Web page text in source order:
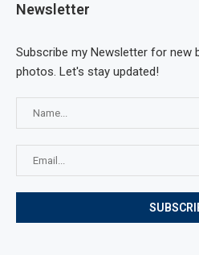
Newsletter
Subscribe my Newsletter for new
photos. Let's stay updated!